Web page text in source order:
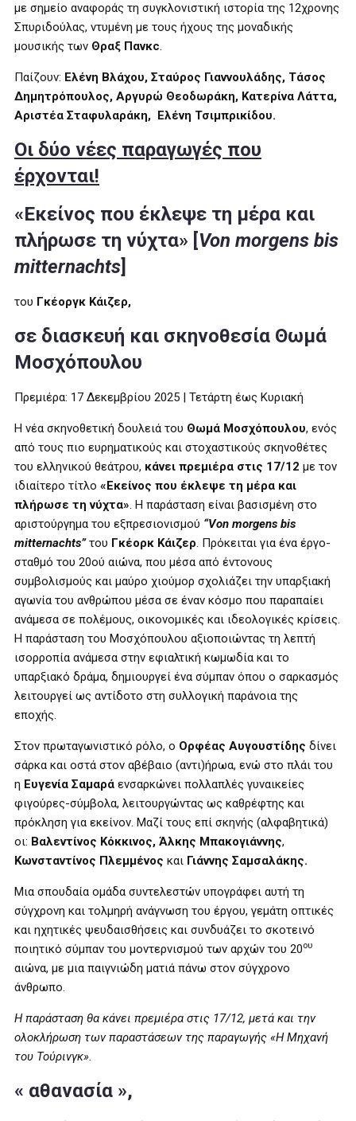
με σημείο αναφοράς τη συγκλονιστική ιστορία της 12χρονης
Σπυριδούλας, ντυμένη με τους ήχους της μοναδικής
μουσικής των Θραξ Πανκc.
Παίζουν: Ελένη Βλάχου, Σταύρος Γιαννουλάδης, Τάσος
Δημητρόπουλος, Αργυρώ Θεοδωράκη, Κατερίνα Λάττα,
Αριστέα Σταφυλαράκη, Ελένη Τσιμπρικίδου.
Οι δύο νέες παραγωγές που
έρχονται!
«Εκείνος που έκλεψε τη μέρα και
πλήρωσε τη νύχτα» [Von morgens bis
mitternachts]
του Γκέοργκ Κάιζερ,
σε διασκευή και σκηνοθεσία Θωμά
Μοσχόπουλου
Πρεμιέρα: 17 Δεκεμβρίου 2025 | Τετάρτη έως Κυριακή
Η νέα σκηνοθετική δουλειά του Θωμά Μοσχόπουλου, ενός
από τους πιο ευρηματικούς και στοχαστικούς σκηνοθέτες
του ελληνικού θεάτρου, κάνει πρεμιέρα στις 17/12 με τον
ιδιαίτερο τίτλο «Εκείνος που έκλεψε τη μέρα και
πλήρωσε τη νύχτα». Η παράσταση είναι βασισμένη στο
αριστούργημα του εξπρεσιονισμού “Von morgens bis
mitternachts”του Γκέορκ Κάιζερ. Πρόκειται για ένα έργο-
σταθμό του 20ού αιώνα, που μέσα από έντονους
συμβολισμούς και μαύρο χιούμορ σχολιάζει την υπαρξιακή
αγωνία του ανθρώπου μέσα σε έναν κόσμο που παραπαίει
ανάμεσα σε πολέμους, οικονομικές και ιδεολογικές κρίσεις.
Η παράσταση του Μοσχόπουλου αξιοποιώντας τη λεπτή
ισορροπία ανάμεσα στην εφιαλτική κωμωδία και το
υπαρξιακό δράμα, δημιουργεί ένα σύμπαν όπου ο σαρκασμός
λειτουργεί ως αντίδοτο στη συλλογική παράνοια της
εποχής.
Στον πρωταγωνιστικό ρόλο, ο Ορφέας Αυγουστίδης δίνει
σάρκα και οστά στον αβέβαιο (αντι)ήρωα, ενώ στο πλάι του
η Ευγενία Σαμαρά ενσαρκώνει πολλαπλές γυναικείες
φιγούρες-σύμβολα, λειτουργώντας ως καθρέφτης και
πρόκληση για εκείνον. Μαζί τους επί σκηνής (αλφαβητικά)
οι: Βαλεντίνος Κόκκινος, Άλκης Μπακογιάννης,
Κωνσταντίνος Πλεμμένος και Γιάννης Σαμσαλάκης.
Μια σπουδαία ομάδα συντελεστών υπογράφει αυτή τη
σύγχρονη και τολμηρή ανάγνωση του έργου, γεμάτη οπτικές
και ηχητικές ψευδαισθήσεις και συνδυάζει το σκοτεινό
ποιητικό σύμπαν του μοντερνισμού των αρχών του 20ου
αιώνα, με μια παιγνιώδη ματιά πάνω στον σύγχρονο
άνθρωπο.
Η παράσταση θα κάνει πρεμιέρα στις 17/12, μετά και την
ολοκλήρωση των παραστάσεων της παραγωγής «Η Μηχανή
του Τούρινγκ».
« αθανασία »,